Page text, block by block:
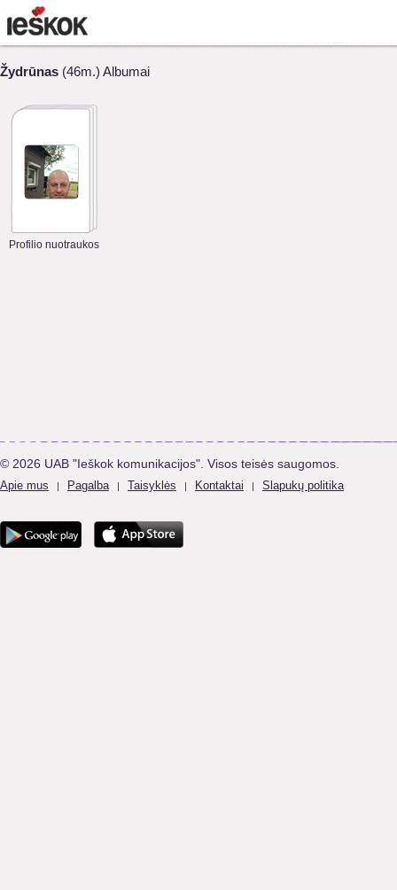
Žydrūnas (46m.) Albumai
Profilio nuotraukos
© 2026 UAB "Ieškok komunikacijos". Visos teisės saugomos.
Apie mus | Pagalba | Taisyklės | Kontaktai | Slapukų politika